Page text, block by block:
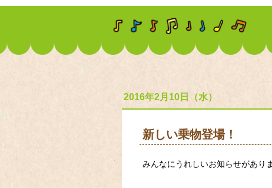
2016年2月10日（水）
新しい乗物登場！
みんなにうれしいお知らせがあり